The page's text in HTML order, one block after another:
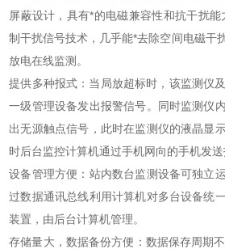
屏蔽设计，具有*的电磁兼容性和抗干扰
制干扰信号技术，几乎能*去除空间电磁干
放电在线监测。
提供多种报式：当局放超标时，该监测仪
一级管理设备发出报警信号。同时监测仪
出无源触点信号，此时在监测仪的液晶显
时后台监控计算机通过手机网向的手机发送
设备管理方便：站内数台监测设备可独立
过数据通讯总线利用计算机对多台设备统
装置，由后台计算机管理。
存储量大，数据备份方便：数据保存周期